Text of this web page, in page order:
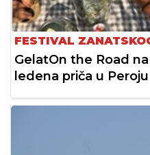
FESTIVAL
GelatOn the Road
ledena priča u Peroju